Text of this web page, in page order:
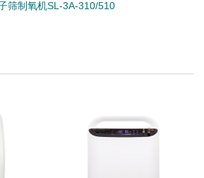
筛制氧机SL-3A-310/510